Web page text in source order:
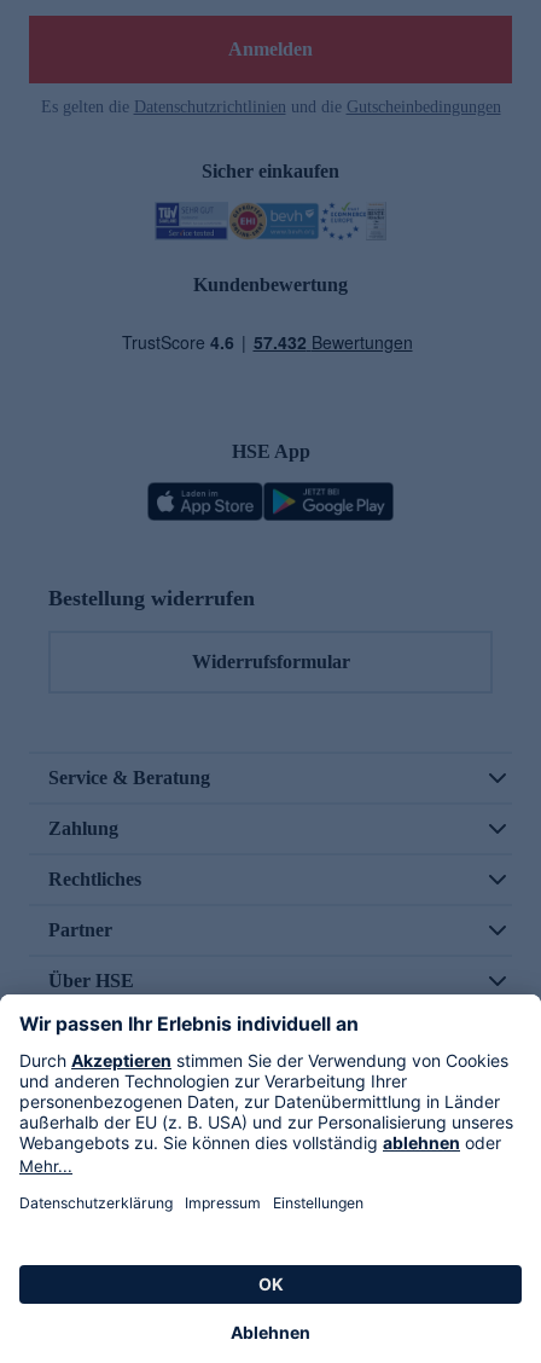
Anmelden
Es gelten die Datenschutzrichtlinien und die Gutscheinbedingungen
Sicher einkaufen
Kundenbewertung
HSE App
Bestellung widerrufen
Widerrufsformular
Service & Beratung
Zahlung
Rechtliches
Partner
Über HSE
Im TV
HSE International